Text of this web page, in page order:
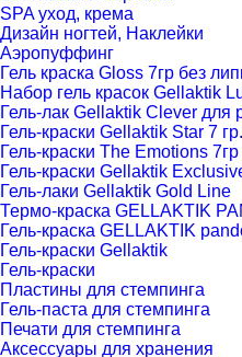
SPA уход, крема
Дизайн ногтей, Наклейки
Аэропуффинг
Гель краска Gloss 7гр без
Набор гель красок Gellaktik
Гель-лак Gellaktik Clever для
Гель-краски Gellaktik Star 7 гр.
Гель-краски The Emotions 7гр
Гель-краски Gellaktik
Гель-лаки Gellaktik Gold Line
Термо-краска GELLAKTIK
Гель-краска GELLAKTIK
Гель-краски Gellaktik
Гель-краски
Пластины для стемпинга
Гель-паста для стемпинга
Печати для стемпинга
Аксессуары для хранения